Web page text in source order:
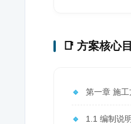
📑 方案核心
🔹 第一章 施
🔹 1.1 编制说明